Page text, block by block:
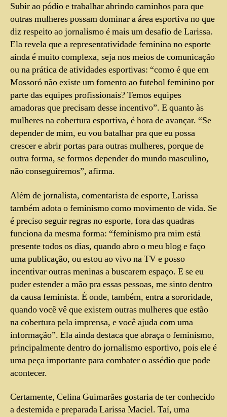
Subir ao pódio e trabalhar abrindo caminhos para que
outras mulheres possam dominar a área esportiva no que
diz respeito ao jornalismo é mais um desafio de Larissa.
Ela revela que a representatividade feminina no esporte
ainda é muito complexa, seja nos meios de comunicação
ou na prática de atividades esportivas: “como é que em
Mossoró não existe um fomento ao futebol feminino por
parte das equipes profissionais? Temos equipes
amadoras que precisam desse incentivo”. E quanto às
mulheres na cobertura esportiva, é hora de avançar. “Se
depender de mim, eu vou batalhar pra que eu possa
crescer e abrir portas para outras mulheres, porque de
outra forma, se formos depender do mundo masculino,
não conseguiremos”, afirma.
Além de jornalista, comentarista de esporte, Larissa
também adota o feminismo como movimento de vida. Se
é preciso seguir regras no esporte, fora das quadras
funciona da mesma forma: “feminismo pra mim está
presente todos os dias, quando abro o meu blog e faço
uma publicação, ou estou ao vivo na TV e posso
incentivar outras meninas a buscarem espaço. E se eu
puder estender a mão pra essas pessoas, me sinto dentro
da causa feminista. É onde, também, entra a sororidade,
quando você vê que existem outras mulheres que estão
na cobertura pela imprensa, e você ajuda com uma
informação”. Ela ainda destaca que abraça o feminismo,
principalmente dentro do jornalismo esportivo, pois ele é
uma peça importante para combater o assédio que pode
acontecer.
Certamente, Celina Guimarães gostaria de ter conhecido
a destemida e preparada Larissa Maciel. Taí, uma